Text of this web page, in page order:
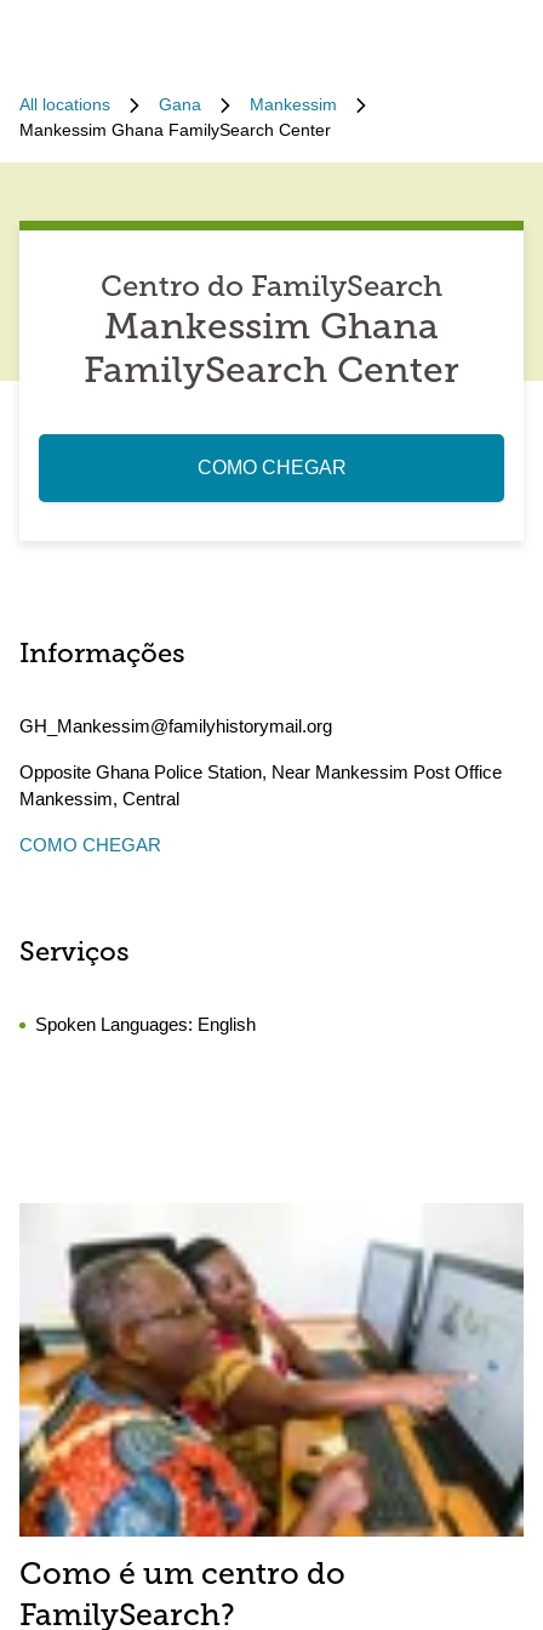
All locations Gana
Mankessim
Mankessim Ghana FamilySearch Center
Centro do FamilySearch
Mankessim Ghana
FamilySearch Center
COMO CHEGAR
Informações
GH_Mankessim@familyhistorymail.org
Opposite Ghana Police Station, Near Mankessim Post Office
Mankessim, Central
COMO CHEGAR
Serviços
Spoken Languages: English
Como é um centro do
FamilySearch?